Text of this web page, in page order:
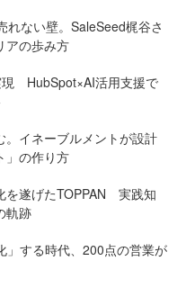
れない壁。SaleSeed梶谷さ
アの歩み方
現 HubSpot×AI活用支援で
イネーブルメントが設計
」の作り方
を遂げたTOPPAN 実践知
軌跡
」する時代、200点の営業が